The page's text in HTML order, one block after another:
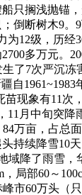
只搁浅抛锚
倒断树木9
12级，历
多万元。
7次严沉
现象有11
月中旬突
亩，占总
持续降雪
降了雨雪
局部60～
市60万头